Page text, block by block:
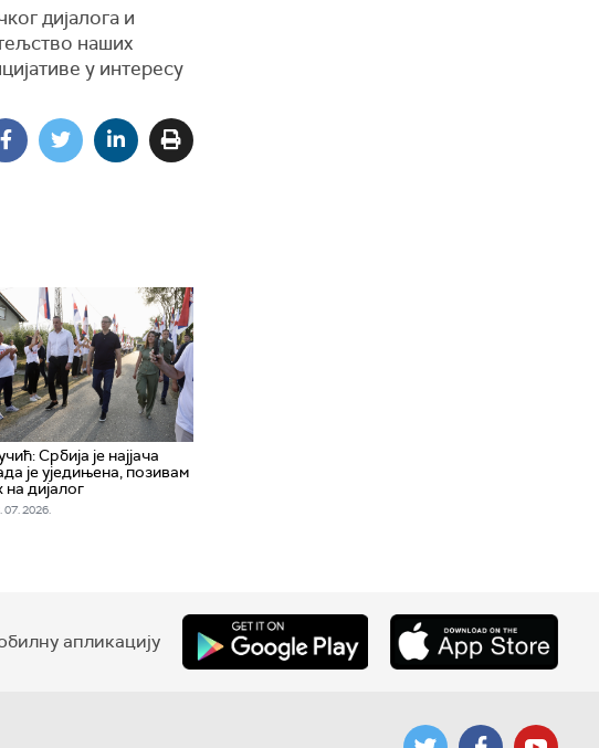
дијалога и
наших
у интересу
Србија је најјача
је уједињена, позивам
на дијалог
07. 2026.
апликацију